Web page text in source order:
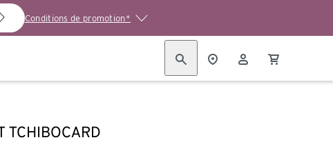
Conditions de promotion*
TCHIBOCARD